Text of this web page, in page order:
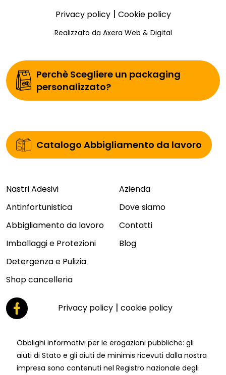
Privacy policy| Cookie policy
Realizzato da Axera Web & Digital
Perchè Scegliere un packaging
personalizzato?
Catalogo Abbigliamento da lavoro
Nastri Adesivi
Antinfortunistica
Abbigliamento da lavoro
Imballaggi e Protezioni
Detergenza e Pulizia
Shop cancelleria
Azienda
Dove siamo
Contatti
Blog
Privacy policy |cookie policy
Obblighi informativi per le erogazioni pubbliche: gli
aiuti di Stato e gli aiuti de minimis ricevuti dalla nostra
impresa sono contenuti nel Registro nazionale degli